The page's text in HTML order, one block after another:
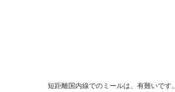
短距離国内線でのミールは、有難いです。